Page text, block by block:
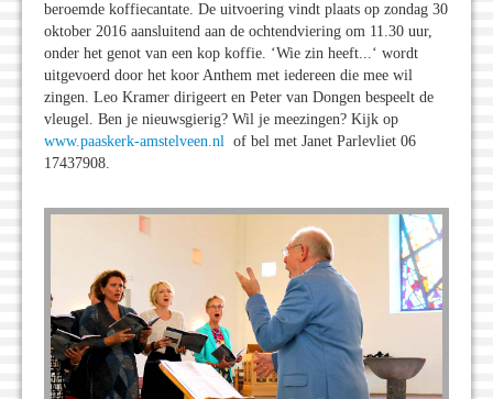
beroemde koffiecantate. De uitvoering vindt plaats op zondag 30
oktober 2016 aansluitend aan de ochtendviering om 11.30 uur,
onder het genot van een kop koffie. ‘Wie zin heeft...‘ wordt
uitgevoerd door het koor Anthem met iedereen die mee wil
zingen. Leo Kramer dirigeert en Peter van Dongen bespeelt de
vleugel. Ben je nieuwsgierig? Wil je meezingen? Kijk op
www.paaskerk-amstelveen.nl of bel met Janet Parlevliet 06
17437908.